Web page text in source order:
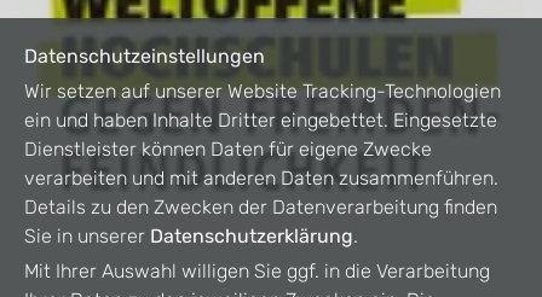
Datenschutzeinstellungen
Wir setzen auf unserer Website Tracking-Technologien
ein und haben Inhalte Dritter eingebettet. Eingesetzte
Dienstleister können Daten für eigene Zwecke
verarbeiten und mit anderen Daten zusammenführen.
Details zu den Zwecken der Datenverarbeitung finden
Sie in unserer Datenschutzerklärung.
Mit Ihrer Auswahl willigen Sie ggf. in die Verarbeitung